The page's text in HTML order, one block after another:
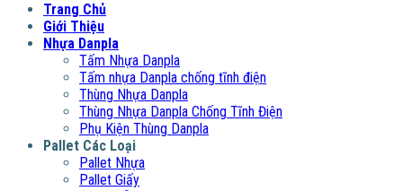
Trang Chủ
Giới Thiệu
Nhựa Danpla
Tấm Nhựa Danpla
Tấm nhựa Danpla chống tĩnh điện
Thùng Nhựa Danpla
Thùng Nhựa Danpla Chống Tĩnh Điện
Phụ Kiện Thùng Danpla
Pallet Các Loại
Pallet Nhựa
Pallet Giấy